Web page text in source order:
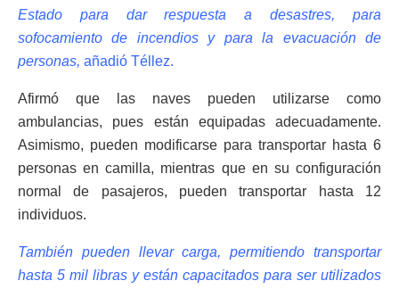
Estado para dar respuesta a desastres, para
sofocamiento de incendios y para la evacuación de
personas, añadió Téllez.
Afirmó que las naves pueden utilizarse como
ambulancias, pues están equipadas adecuadamente.
Asimismo, pueden modificarse para transportar hasta 6
personas en camilla, mientras que en su configuración
normal de pasajeros, pueden transportar hasta 12
individuos.
También pueden llevar carga, permitiendo transportar
hasta 5 mil libras y están capacitados para ser utilizados